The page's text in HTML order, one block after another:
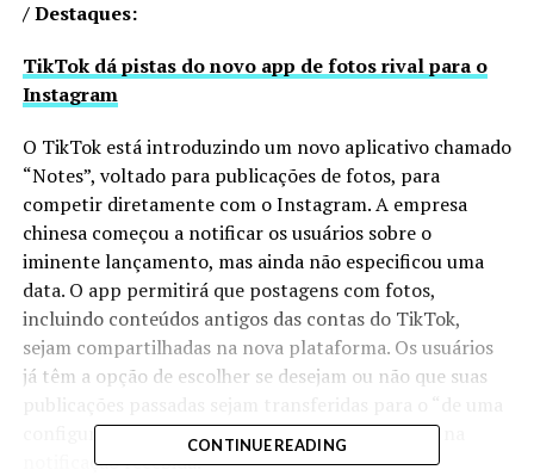
/ Destaques:
TikTok dá pistas do novo app de fotos rival para o
Instagram
O TikTok está introduzindo um novo aplicativo chamado
“Notes”, voltado para publicações de fotos, para
competir diretamente com o Instagram. A empresa
chinesa começou a notificar os usuários sobre o
iminente lançamento, mas ainda não especificou uma
data. O app permitirá que postagens com fotos,
incluindo conteúdos antigos das contas do TikTok,
sejam compartilhadas na nova plataforma. Os usuários
já têm a opção de escolher se desejam ou não que suas
configuração que pode ser ativada ou desativada na
notificação recebida.
CONTINUE READING